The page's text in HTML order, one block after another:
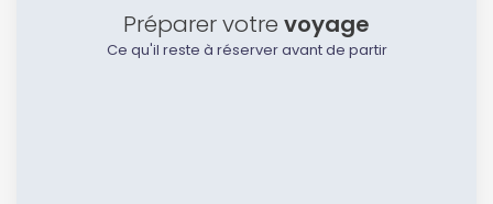
Préparer votre voyage
Ce qu'il reste à réserver avant de partir